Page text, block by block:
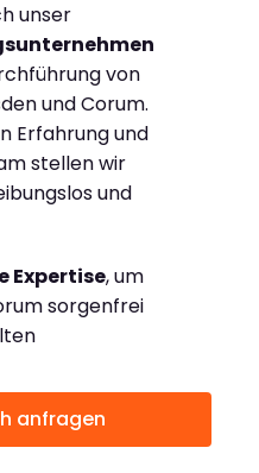
unser
von
und Corum.
Erfahrung und
stellen wir
und
Expertise, um
sorgenfrei
anfragen